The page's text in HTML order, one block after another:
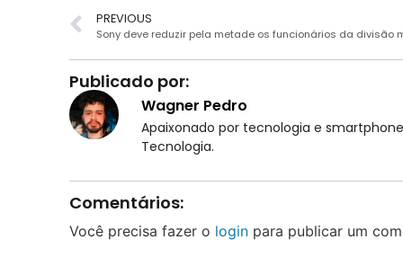
PREVIOUS
Publicado por:
Wagner Pedro
Apaixonado por tecnologia e
Tecnologia.
Comentários:
Você precisa fazer o loginpara publicar um